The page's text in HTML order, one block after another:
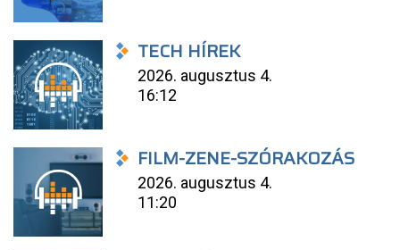
TECH HÍREK
2026. augusztus 4.
16:12
FILM-ZENE-SZÓRAKOZÁS
2026. augusztus 4.
11:20